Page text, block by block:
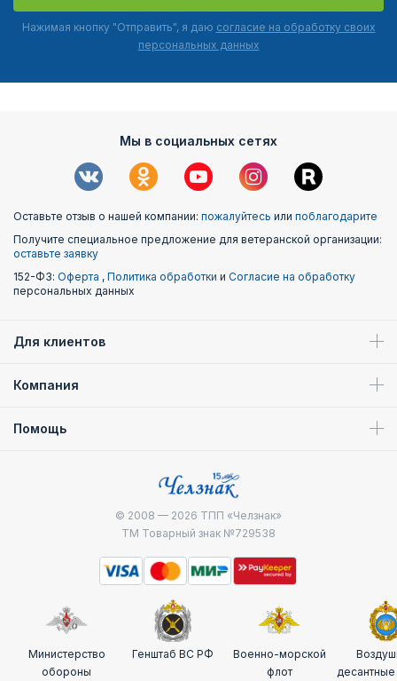
Нажимая кнопку "Отправить", я даю согласие на обработку своих
персональных данных
Мы в социальных сетях
Оставьте отзыв о нашей компании: пожалуйтесь или поблагодарите
Получите специальное предложение для ветеранской организации:
оставьте заявку
152-ФЗ: Оферта , Политика обработки и Согласие на обработку
персональных данных
Для клиентов
Компания
Помощь
© 2008 — 2026 ТПП «Челзнак»
ТМ Товарный знак №729538
Министерство
обороны
Генштаб ВС РФ
Военно-морской
флот
десантные